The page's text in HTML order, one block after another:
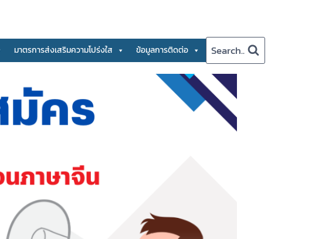
มาตรการส่งเสริมความโปร่งใส ข้อมูลการติดต่อ Search..